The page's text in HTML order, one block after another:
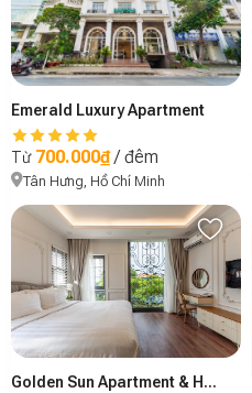
Emerald Luxury Apartment
Từ 700.000₫/ đêm
Tân Hưng, Hồ Chí Minh
Golden Sun Apartment & Hotel